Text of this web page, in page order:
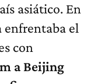
asiático. En
enfrentaba el
con
a Beijing